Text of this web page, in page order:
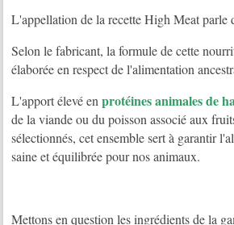
L'appellation de la recette High Meat parle
Selon le fabricant, la formule de cette
élaborée en respect de l'alimentation
L'apport élevé enprotéines animales de
de la viande ou du poisson associé aux
sélectionnés, cet ensemble sert à garantir
saine et équilibrée pour nos animaux.
Mettons en question les ingrédients de la